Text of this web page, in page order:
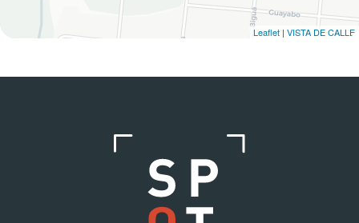
Leaflet | VISTA DE CALLE